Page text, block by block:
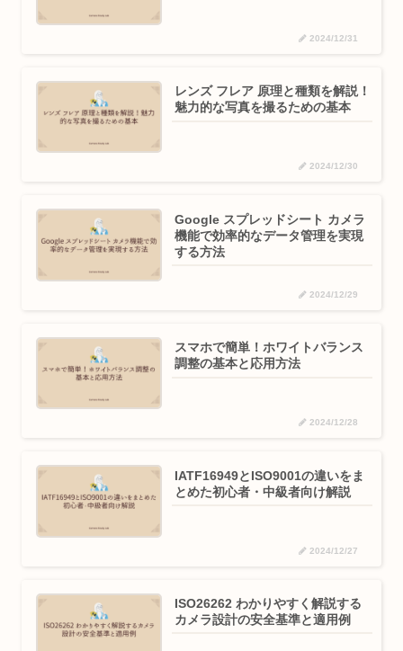
2024/12/31
レンズ フレア 原理と種類を解説！
魅力的な写真を撮るための基本
2024/12/30
Google スプレッドシート カメラ
機能で効率的なデータ管理を実現
する方法
2024/12/29
スマホで簡単！ホワイトバランス
調整の基本と応用方法
2024/12/28
IATF16949とISO9001の違いをま
とめた初心者・中級者向け解説
2024/12/27
ISO26262 わかりやすく解説する
カメラ設計の安全基準と適用例